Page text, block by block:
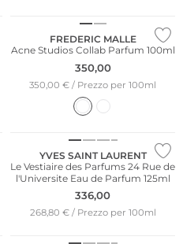
FREDERIC MALLE
Acne Studios Collab Parfum 100ml
350,00
350,00 € / Prezzo per 100ml
YVES SAINT LAURENT
Le Vestiaire des Parfums 24 Rue de
l'Universite Eau de Parfum 125ml
336,00
268,80 € / Prezzo per 100ml